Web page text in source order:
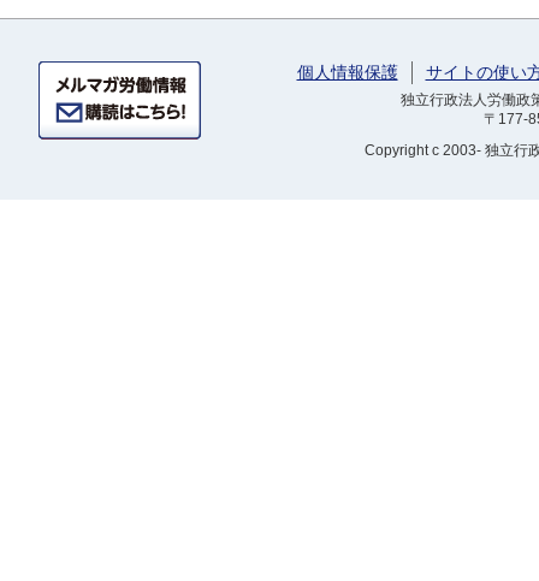
個人情報保護 サイトの使い
独立行政法人労働
〒177-
Copyright c 2003- 独立行